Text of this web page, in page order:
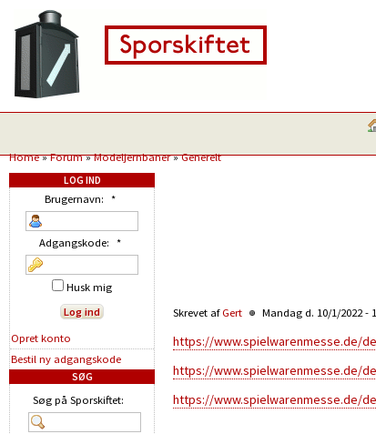
Home»Forum»Modeljernbaner»Generelt
Skrevet af Gert Mandag d. 10/1/2022 -
https://www.spielwarenmesse.de/
https://www.spielwarenmesse.de/
https://www.spielwarenmesse.de/
LOG IND
Brugernavn: *
Adgangskode: *
Husk mig
Opret konto
Bestil ny adgangskode
SØG
Søg på Sporskiftet: